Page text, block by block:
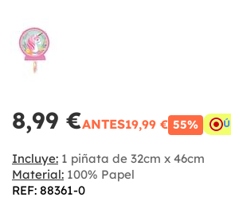
8,99 €ANTES19,99 € 55%
Incluye: 1 piñata de 32cm x 46cm
Material: 100% Papel
REF: 88361-0